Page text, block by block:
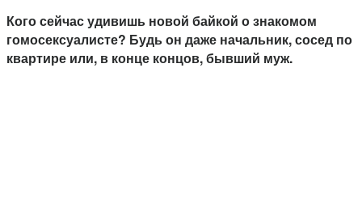
Кого сейчас удивишь новой байкой о знакомом
гомосексуалисте? Будь он даже начальник, сосед по
квартире или, в конце концов, бывший муж.